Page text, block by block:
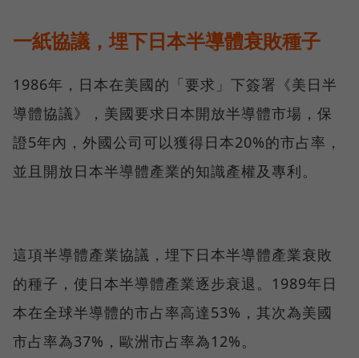
一紙協議，埋下日本半導體衰敗種子
1986年，日本在美國的「要求」下簽署《美日半
導體協議》，美國要求日本開放半導體市場，保
證5年內，外國公司可以獲得日本20%的市占率，
並且開放日本半導體產業的知識產權及專利。
這項半導體產業協議，埋下日本半導體產業衰敗
的種子，使日本半導體產業逐步衰退。1989年日
本在全球半導體的市占率高達53%，其次為美國
市占率為37%，歐洲市占率為12%。